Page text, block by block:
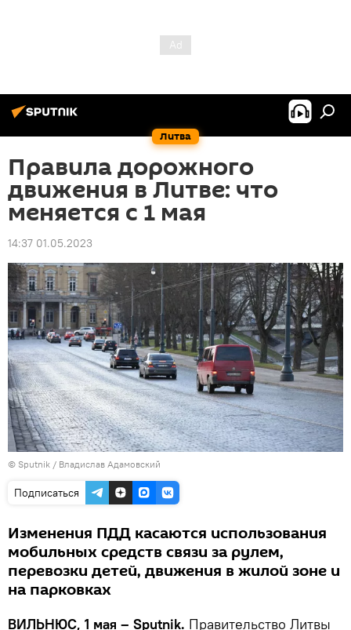
Литва
Правила дорожного
движения в Литве: что
меняется с 1 мая
14:37 01.05.2023
© Sputnik / Владислав Адамовский
Подписаться
Изменения ПДД касаются использования
мобильных средств связи за рулем,
перевозки детей, движения в жилой зоне и
на парковках
ВИЛЬНЮС, 1 мая – Sputnik. Правительство Литвы